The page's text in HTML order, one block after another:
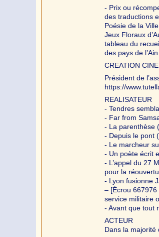
- Prix ou
des traductions
Poésie de la
Jeux Floraux
tableau du
des pays de
CREATION
Président de
https://
REALISATEUR
- Tendres
- Far from
- La parenthèse
- Depuis le pont
- Le marcheur
- Un poète écrit
- L’appel du 27
pour la
- Lyon fusionne
– [Écrou
service militaire
- Avant que tout
ACTEUR
Dans la majorité